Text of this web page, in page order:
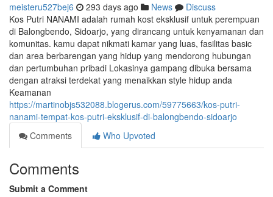
meisteru527bej6 293 days ago News
Discuss
Kos Putri NANAMI adalah rumah kost eksklusif untuk perempuan
di Balongbendo, Sidoarjo, yang dirancang untuk kenyamanan dan
komunitas. kamu dapat nikmati kamar yang luas, fasilitas basic
dan area berbarengan yang hidup yang mendorong hubungan
dan pertumbuhan pribadi Lokasinya gampang dibuka bersama
dengan atraksi terdekat yang menaikkan style hidup anda
Keamanan
https://martinobjs532088.blogerus.com/59775663/kos-putri-
nanami-tempat-kos-putri-eksklusif-di-balongbendo-sidoarjo
Comments
Who Upvoted
Comments
Submit a Comment